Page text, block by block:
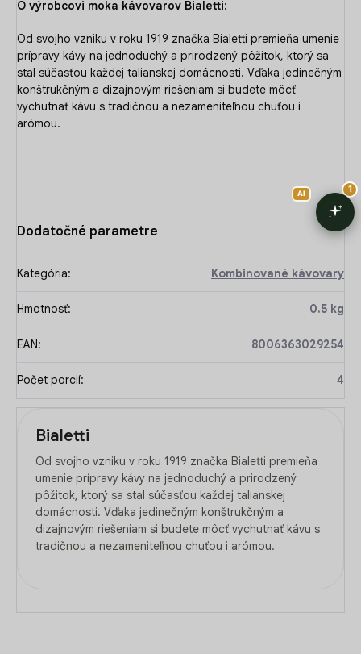
O výrobcovi moka kávovarov Bialetti:
Od svojho vzniku v roku 1919 značka Bialetti premieňa umenie
prípravy kávy na jednoduchý a prirodzený pôžitok, ktorý sa
stal súčasťou každej talianskej domácnosti. Vďaka jedinečným
konštrukčným a dizajnovým riešeniam si budete môcť
vychutnať kávu s tradičnou a nezameniteľnou chuťou i
arómou.
Dodatočné parametre
Kategória: Kombinované kávovary
Hmotnosť: 0.5 kg
EAN: 8006363029254
Počet porcií: 4
Bialetti
Od svojho vzniku v roku 1919 značka Bialetti premieňa
umenie prípravy kávy na jednoduchý a prirodzený
pôžitok, ktorý sa stal súčasťou každej talianskej
domácnosti. Vďaka jedinečným konštrukčným a
dizajnovým riešeniam si budete môcť vychutnať kávu s
tradičnou a nezameniteľnou chuťou i arómou.